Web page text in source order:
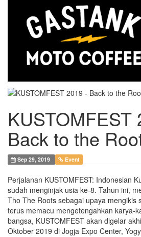
KUSTOMFEST
Back to the
Sep 29, 2019 Event
Perjalanan KUSTOMFEST: Indonesian
sudah menginjak usia ke-8. Tahun ini,
Tho The Roots sebagai upaya mengikis
terus memacu mengetengahkan karya-
bangsa, KUSTOMFEST akan digelar
Oktober 2019 di Jogja Expo Center,